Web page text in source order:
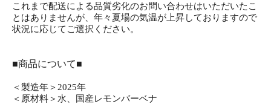
これまで配送による品質劣化のお問い合わせはいただいたこ
とはありませんが、年々夏場の気温が上昇しておりますので
状況に応じてご選択ください。
■商品について■
＜製造年＞2025年
＜原材料＞水、国産レモンバーベナ